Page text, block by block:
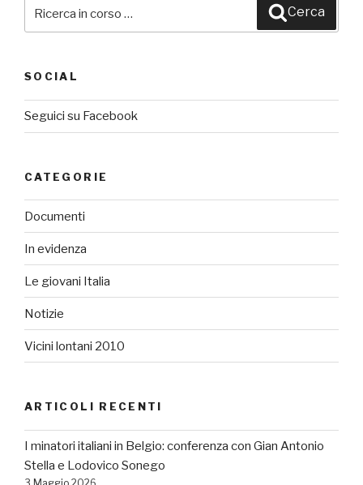
Cerca
SOCIAL
Seguici su Facebook
CATEGORIE
Documenti
In evidenza
Le giovani Italia
Notizie
Vicini lontani 2010
ARTICOLI RECENTI
I minatori italiani in Belgio: conferenza con Gian Antonio
Stella e Lodovico Sonego